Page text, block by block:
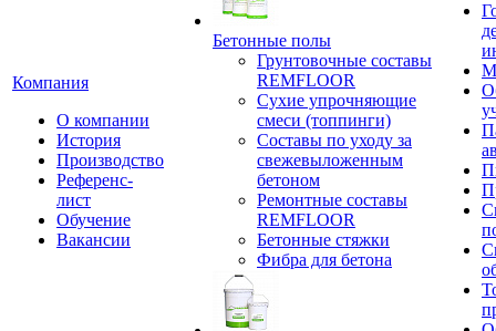
Компания
О компании
История
Производство
Референс-
лист
Обучение
Вакансии
Бетонные полы
Грунтовочные составы
REMFLOOR
Сухие упрочняющие
смеси (топпинги)
Составы по уходу за
свежевыложенным
бетоном
Ремонтные составы
REMFLOOR
Бетонные стяжки
Фибра для бетона